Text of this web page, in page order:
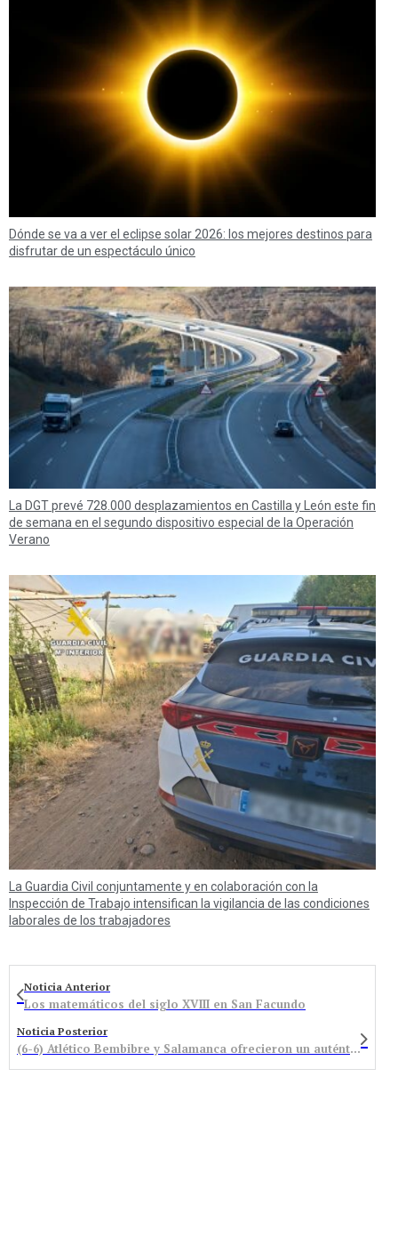
Dónde se va a ver el eclipse solar 2026: los mejores destinos para
disfrutar de un espectáculo único
La DGT prevé 728.000 desplazamientos en Castilla y León este fin
de semana en el segundo dispositivo especial de la Operación
Verano
La Guardia Civil conjuntamente y en colaboración con la
Inspección de Trabajo intensifican la vigilancia de las condiciones
laborales de los trabajadores
Noticia Anterior
Los matemáticos del siglo XVIII en San Facundo
Noticia Posterior
(6-6) Atlético Bembibre y Salamanca ofrecieron un auténtico espectáculo de Fútbol Sala